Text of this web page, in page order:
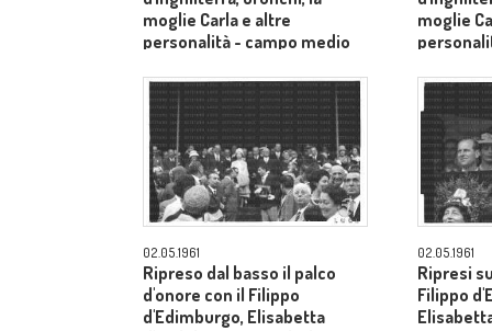
moglie Carla e altre
personalità - campo medio
moglie
02.05.1961
Ripreso dal basso il palco
d'onore con il Filippo
d'Edimburgo, Elisabetta
02.05.1961
Ripresi
Filippo